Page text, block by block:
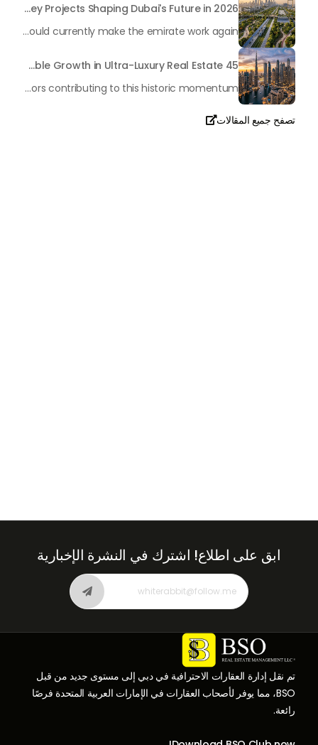
Transforming the "Pearl of the World": 5 Key Projects Shaping Dubai's Future in 2026
Dubai has once again captivated a worldwide target audience with several groundbreaking mega-works that redefine the boundaries of engineering, sustainability and urban living. As we progress to May 2026, these ventures are evolving from bold ideas into concrete realities, cementing Dubai’s role as a worldwide leader in innovation and smart metropolitan development. From the depths of the ocean to the heights of the skyline, here's a complete examination of 5 massive projects that could currently make the emirate work again.
45 Days of Risen: An Analysis of Dubai’s Remarkable Growth in Ultra-Luxury Real Estate
The luxury real property market in Dubai is experiencing a remarkable upward push, strengthening its position as the leading worldwide hub for high-internet value investors. By the end of April 2026, the market has proven formidable resilience and growth, fueled by a blend of world-class infrastructure, strategic financial policies and a remarkable way of life worldwide Presented below is a complete analysis of the contemporary state of the ultra-luxury sector in Dubai, and the number one factors contributing to this historic momentum.
تصفح جميع المقالات
تم نقل إدارة العقارات الاحترافية في دبي إلى مستوى جديد من قبل
BSO، مما يوفر لأصحاب العقارات في الإمارات العربية المتحدة فرصًا
رائعة.
ابق على اطلاع! اشترك في النشرة الإخبارية